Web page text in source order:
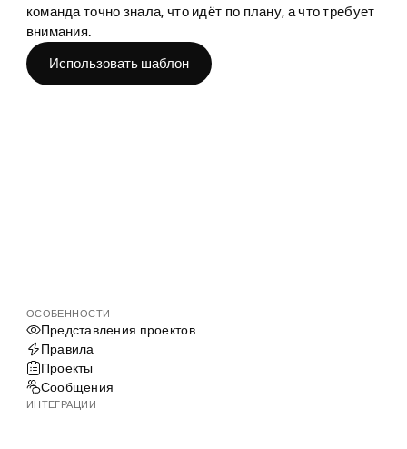
команда точно знала, что идёт по плану, а что требует
внимания.
Использовать шаблон
ОСОБЕННОСТИ
Представления проектов
Правила
Проекты
Сообщения
ИНТЕГРАЦИИ